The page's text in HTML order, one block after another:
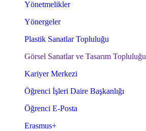
Yönetmelikler
Yönergeler
Plastik Sanatlar Topluluğu
Görsel Sanatlar ve Tasarım Topluluğu
Kariyer Merkezi
Öğrenci İşleri Daire Başkanlığı
Öğrenci E-Posta
Erasmus+